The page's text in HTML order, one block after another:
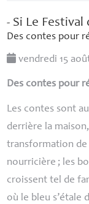
- Si Le
Des contes pour
vendredi 15
Des contes pour
Les contes sont
derrière la
transformation de
nourricière ; les
croissent tel de
où le bleu s’étale